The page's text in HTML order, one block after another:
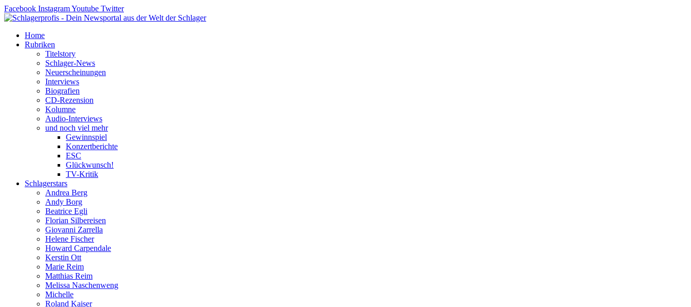
Zum
Inhalt
Facebook InstagramYoutube Twitter
Home
Rubriken
Titelstory
Schlager-News
Neuerscheinungen
Interviews
Biografien
CD-Rezension
Kolumne
Audio-Interviews
und noch viel mehr
Gewinnspiel
Konzertberichte
ESC
Glückwunsch!
TV-Kritik
Schlagerstars
Andrea Berg
Andy Borg
Beatrice Egli
Florian Silbereisen
Giovanni Zarrella
Helene Fischer
Howard Carpendale
Kerstin Ott
Marie Reim
Matthias Reim
Melissa Naschenweng
Michelle
Roland Kaiser